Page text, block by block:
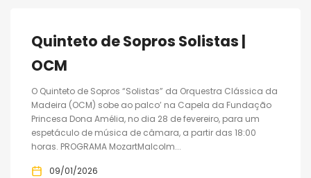
Quinteto de Sopros Solistas |
OCM
O Quinteto de Sopros “Solistas” da Orquestra Clássica da
Madeira (OCM) sobe ao palco’ na Capela da Fundação
Princesa Dona Amélia, no dia 28 de fevereiro, para um
espetáculo de música de câmara, a partir das 18:00
horas. PROGRAMA MozartMalcolm...
09/01/2026